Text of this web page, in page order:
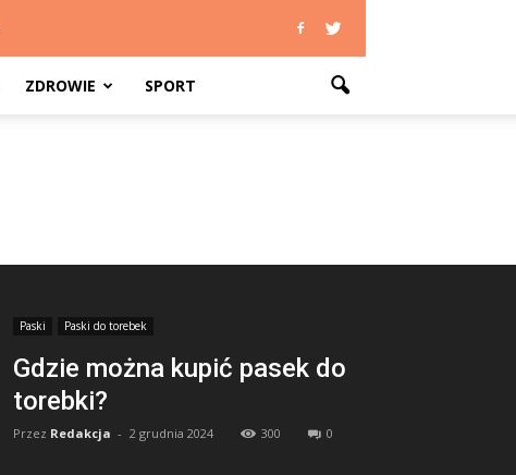
ZDROWIE SPORT
Paski Paski do torebek
Gdzie można kupić pasek do
torebki?
Przez Redakcja - 2 grudnia 2024 300 0